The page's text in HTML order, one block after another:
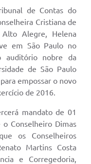
de Contas do
Cristiana de
Alegre, Helena
em São Paulo no
auditório nobre da
de São Paulo
empossar o novo
de 2016.
mandato de 01
Conselheiro Dimas
os Conselheiros
Martins Costa
e Corregedoria,